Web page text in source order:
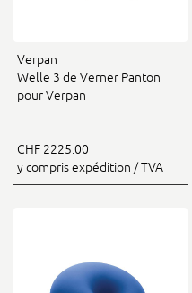
Verpan
Welle 3 de Verner Panton
pour Verpan
CHF 2225.00
y compris expédition / TVA